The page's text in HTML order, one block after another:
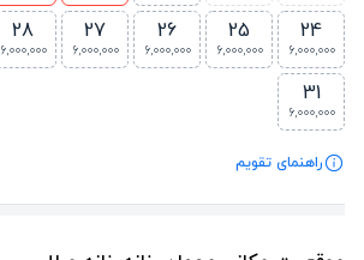
24
6,000,000
25
6,000,000
26
6,000,000
27
6,000,000
28
6,000,000
31
6,000,000
راهنمای تقویم